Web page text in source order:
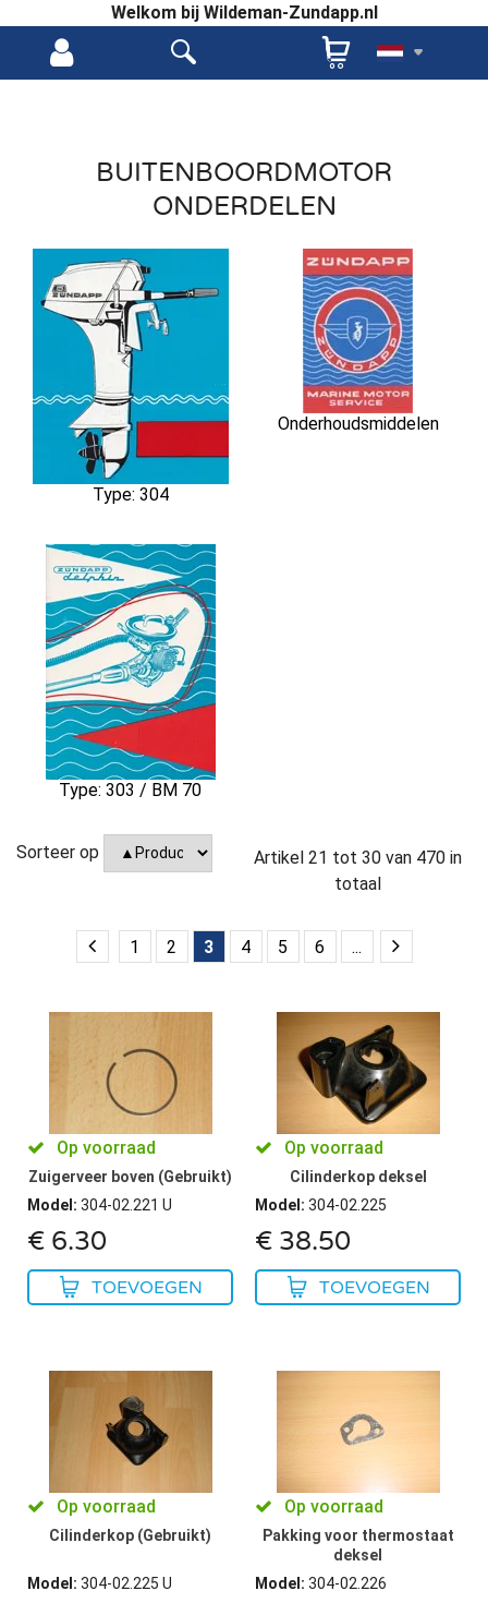
Welkom bij Wildeman-Zundapp.nl
BUITENBOORDMOTOR
ONDERDELEN
Type: 304
Onderhoudsmiddelen
Type: 303 / BM 70
Sorteer op Artikel 21 tot 30 van 470 in
totaal
1 2 3 4 5 6 ...
Op voorraad
Zuigerveer boven (Gebruikt)
Model : 304-02.221 U
€ 6.30
TOEVOEGEN
Op voorraad
Cilinderkop deksel
Model : 304-02.225
€ 38.50
TOEVOEGEN
Op voorraad
Cilinderkop (Gebruikt)
Model : 304-02.225 U
Op voorraad
Pakking voor thermostaat
deksel
Model : 304-02.226